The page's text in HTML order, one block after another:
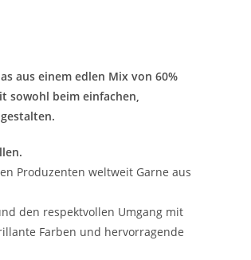
aus einem edlen Mix von 60%
sowohl beim einfachen,
Produzenten weltweit Garne aus
den respektvollen Umgang mit
Farben und hervorragende